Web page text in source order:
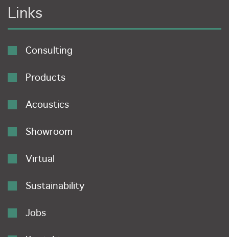
Links
Consulting
Products
Acoustics
Showroom
Virtual
Sustainability
Jobs